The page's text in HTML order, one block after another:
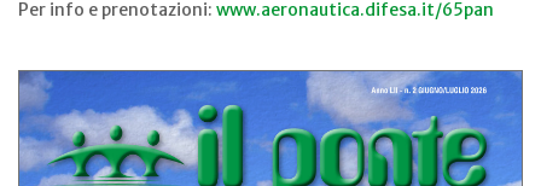
Per info e prenotazioni: www.aeronautica.difesa.it/65pan